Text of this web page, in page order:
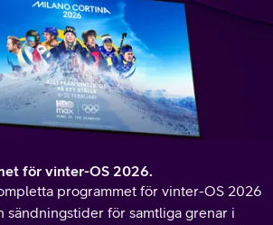
för vinter-OS 2026.
programmet för vinter-OS 2026
sändningstider för samtliga grenar i